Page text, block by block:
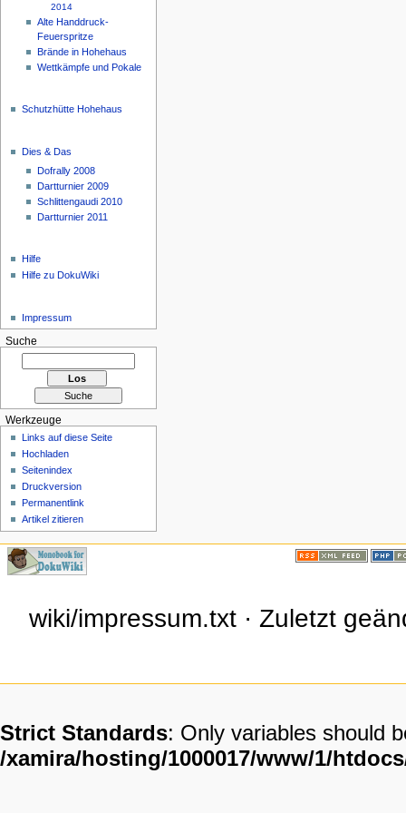
2014
Alte Handdruck-
Feuerspritze
Brände in Hohehaus
Wettkämpfe und Pokale
Schutzhütte Hohehaus
Dies & Das
Dofrally 2008
Dartturnier 2009
Schlittengaudi 2010
Dartturnier 2011
Hilfe
Hilfe zu DokuWiki
Impressum
Suche
Werkzeuge
Links auf diese Seite
Hochladen
Seitenindex
Druckversion
Permanentlink
Artikel zitieren
wiki/impressum.txt · Zuletzt
Strict Standards: Only variables should
/xamira/hosting/1000017/www/1/